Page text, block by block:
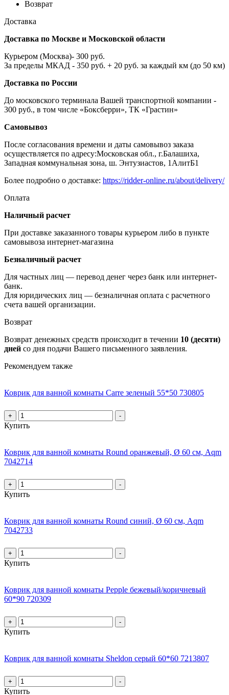
Возврат
Доставка
Доставка по Москве и Московской области
Курьером (Москва)- 300 руб.
За пределы МКАД - 350 руб. + 20 руб. за каждый км (до 50 км)
Доставка по России
До московского терминала Вашей транспортной компании -
300 руб., в том числе «Боксберри», ТК «Грастин»
Самовывоз
После согласования времени и даты самовывоз заказа
осуществляется по адресу:Московская обл., г.Балашиха,
Западная коммунальная зона, ш. Энтузиастов, 1АлитБ1
Более подробно о доставке: https://ridder-online.ru/about/delivery/
Оплата
Наличный расчет
При доставке заказанного товары курьером либо в пункте
самовывоза интернет-магазина
Безналичный расчет
Для частных лиц — перевод денег через банк или интернет-
банк.
Для юридических лиц — безналичная оплата с расчетного
счета вашей организации.
Возврат
Возврат денежных средств происходит в течении 10 (десяти)
дней со дня подачи Вашего письменного заявления.
Рекомендуем также
Коврик для ванной комнаты Carre зеленый 55*50 730805
+ -
Купить
Коврик для ванной комнаты Round оранжевый, Ø 60 см, Aqm
7042714
+ -
Купить
Коврик для ванной комнаты Round синий, Ø 60 см, Aqm
7042733
+ -
Купить
Коврик для ванной комнаты Pepple бежевый/коричневый
60*90 720309
+ -
Купить
Коврик для ванной комнаты Sheldon серый 60*60 7213807
+ -
Купить